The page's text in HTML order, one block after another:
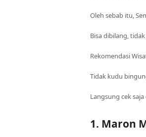
Oleh sebab itu,
Bisa dibilang,
Rekomendasi
Tidak kudu
Langsung cek
1. Maron